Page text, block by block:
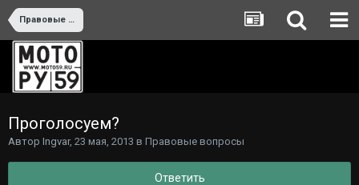
Правовые вопросы
Проголосуем?
Автор Ingvar, 23 мая, 2013 в Правовые вопросы
Ответить